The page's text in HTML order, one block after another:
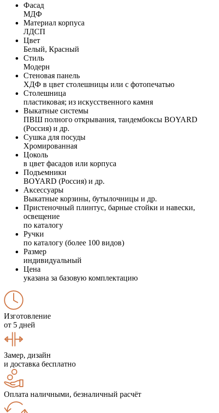
Фасад
МДФ
Материал корпуса
ЛДСП
Цвет
Белый, Красный
Стиль
Модерн
Стеновая панель
ХДФ в цвет столешницы или с фотопечатью
Столешница
пластиковая; из искусственного камня
Выкатные системы
ПВШ полного открывания, тандембоксы BOYARD
(Россия) и др.
Сушка для посуды
Хромированная
Цоколь
в цвет фасадов или корпуса
Подъемники
BOYARD (Россия) и др.
Аксессуары
Выкатные корзины, бутылочницы и др.
Пристеночный плинтус, барные стойки и навески,
освещение
по каталогу
Ручки
по каталогу (более 100 видов)
Размер
индивидуальный
Цена
указана за базовую комплектацию
Изготовление
от 5 дней
Замер, дизайн
и доставка бесплатно
Оплата наличными, безналичный расчёт